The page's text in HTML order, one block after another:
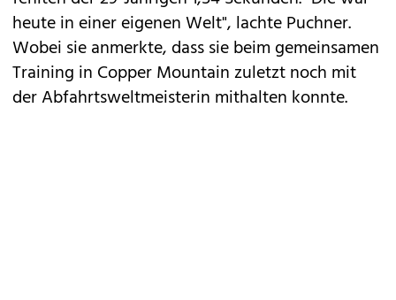
heute in einer eigenen Welt", lachte Puchner.
Wobei sie anmerkte, dass sie beim gemeinsamen
Training in Copper Mountain zuletzt noch mit
der Abfahrtsweltmeisterin mithalten konnte.